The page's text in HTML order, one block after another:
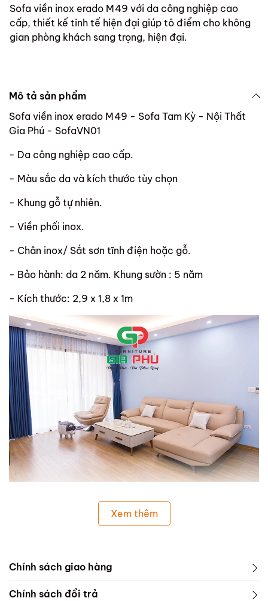
Sofa viền inox erado M49 với da công nghiệp cao
cấp, thiết kế tinh tế hiện đại giúp tô điểm cho không
gian phòng khách sang trọng, hiện đại.
Mô tả sản phẩm
Sofa viền inox erado M49 - Sofa Tam Kỳ - Nội Thất
Gia Phú - SofaVN01
- Da công nghiệp cao cấp.
- Màu sắc da và kích thước tùy chọn
- Khung gỗ tự nhiên.
- Viền phối inox.
- Chân inox/ Sắt sơn tĩnh điện hoặc gỗ.
- Bảo hành: da 2 năm. Khung sườn : 5 năm
- Kích thước: 2,9 x 1,8 x 1m
Xem thêm
Chính sách giao hàng
Chính sách đổi trả